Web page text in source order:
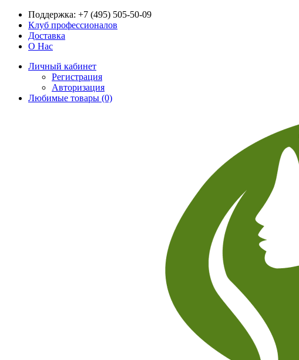
Поддержка: +7 (495) 505-50-09
Клуб профессионалов
Доставка
О Нас
Личный кабинет
Регистрация
Авторизация
Любимые товары (0)